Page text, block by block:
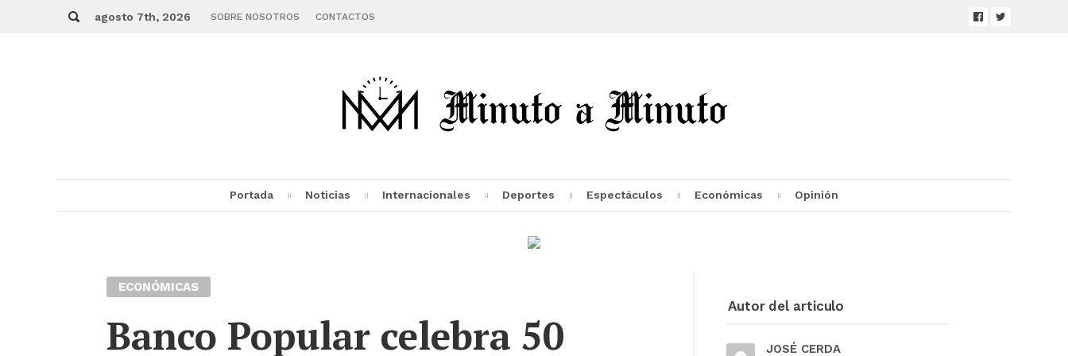
Buscar
agosto 7th, 2026 SOBRE NOSOTROS CONTACTOS
Portada Noticias Internacionales Deportes Espectáculos Económicas Opinión
ECONÓMICAS
Banco Popular celebra 50
Autor del articulo
JOSÉ CERDA